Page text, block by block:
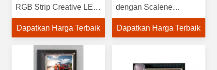
RGB Strip Creative LED
Display Screen untuk
kebutuhan pelanggan
Dapatkan Harga Terbaik
dengan Scalene
Hexagon Color Pixel
Arrangement dan
Dapatkan Harga Terbaik